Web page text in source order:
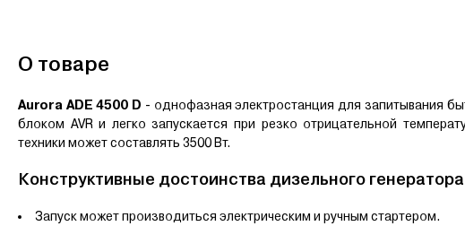
О товаре
Aurora ADE 4500 D - однофазная электростанция для запитывания
блоком AVR и легко запускается при резко отрицательной
техники может составлять 3500 Вт.
Конструктивные достоинства дизельного
Запуск может производиться электрическим и ручным стартером.